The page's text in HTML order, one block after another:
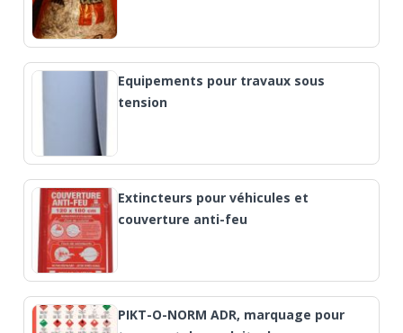
Equipements pour travaux sous
tension
Extincteurs pour véhicules et
couverture anti-feu
PIKT-O-NORM ADR, marquage pour